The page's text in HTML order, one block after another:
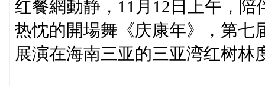
红餐網動静，11月12日上午，
热忱的開場舞《庆康年》，第七
展演在海南三亚的三亚湾红树林